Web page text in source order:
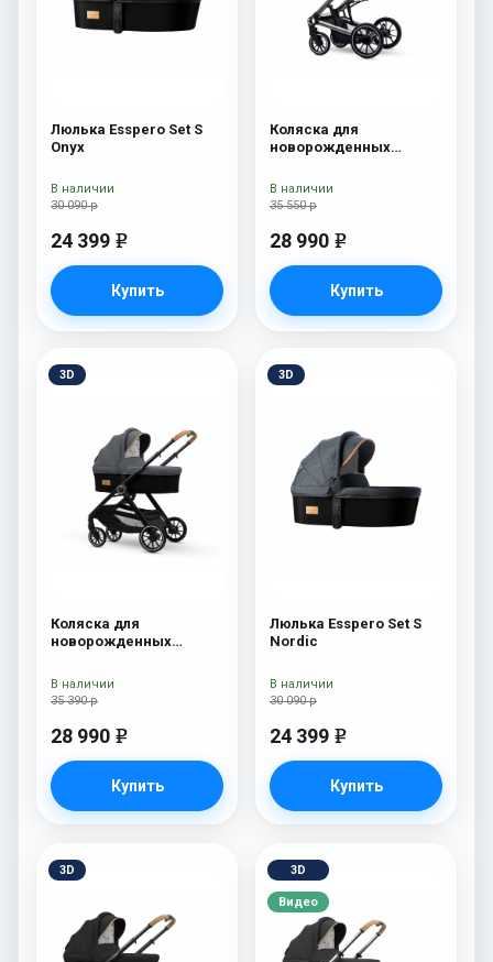
Люлька Esspero Set S
Onyx
30 090 р
24 399 e
Купить
В наличии
Коляска для
новорожденных
35 550 р
28 990 e
Купить
В наличии
3D
Коляска для
новорожденных
35 390 р
28 990 e
Купить
В наличии
3D
Люлька Esspero Set S
Nordic
30 090 р
24 399 e
Купить
В наличии
3D 3D
Видео